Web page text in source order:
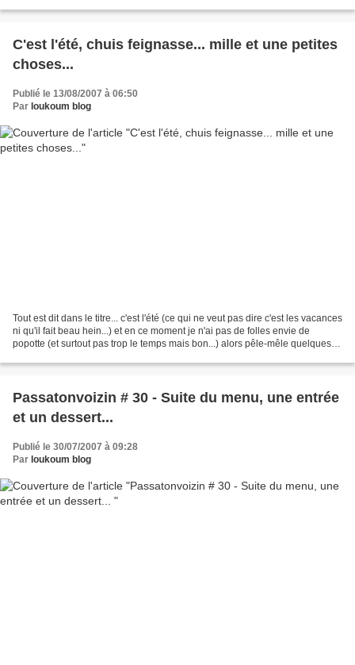
C'est l'été, chuis feignasse... mille et une petites
choses...
Publié le 13/08/2007 à 06:50
Par loukoum blog
Tout est dit dans le titre... c'est l'été (ce qui ne veut pas dire c'est les vacances
ni qu'il fait beau hein...) et en ce moment je n'ai pas de folles envie de
popotte (et surtout pas trop le temps mais bon...) alors pêle-mêle quelques
Passatonvoizin # 30 - Suite du menu, une entrée
et un dessert...
Publié le 30/07/2007 à 09:28
Par loukoum blog